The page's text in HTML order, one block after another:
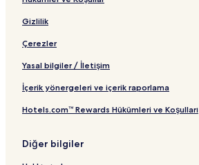
Gizlilik
Çerezler
Yasal bilgiler / İletişim
İçerik yönergeleri ve içerik raporlama
Hotels.com™ Rewards Hükümleri ve Koşulları
Diğer bilgiler